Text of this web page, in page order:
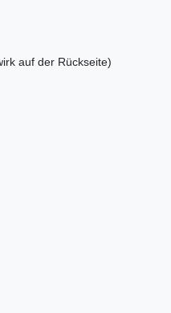
auf der Rückseite)